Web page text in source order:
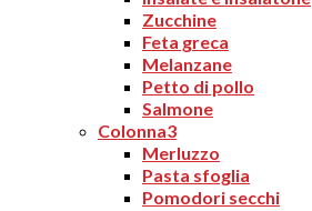
Zucchine
Feta greca
Melanzane
Petto di pollo
Salmone
Colonna3
Merluzzo
Pasta sfoglia
Pomodori secchi